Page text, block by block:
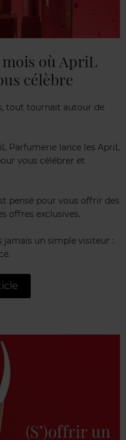
où ApriL
célèbre
tout tournait autour de
Parfumerie lance les ApriL
vous célébrer et
pensé pour vous offrir des
offres exclusives.
jamais un simple visiteur :